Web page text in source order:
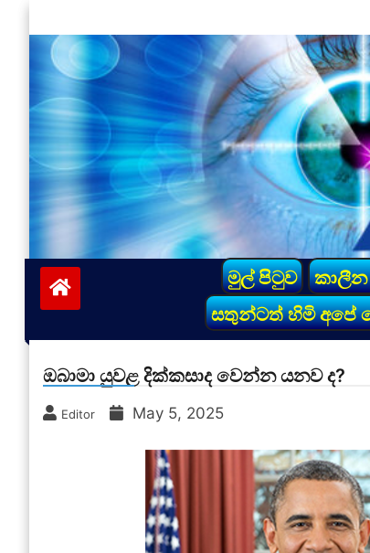
to
content
vinivida.lk
මුල් පිටුව
සතුන්ටත් හිමි අපේ
ඔබාමා යුවළ දික්කසාද වෙන්න යනව ද?
Editor May 5, 2025